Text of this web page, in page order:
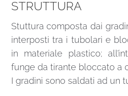
STRUTTURA
Stuttura composta dai
interposti tra i tubolari e
in materiale plastico;
funge da tirante bloccato a
I gradini sono saldati ad un